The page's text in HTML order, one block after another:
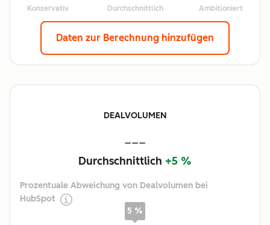
Daten zur Berechnung hinzufügen
DEALVOLUMEN
---
Durchschnittlich +5 %
Prozentuale Abweichung von Dealvolumen bei
HubSpot
5 %